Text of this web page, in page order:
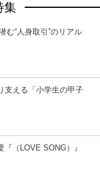
集
む“人身取引”のリアル
支える「小学生の甲子
（LOVE SONG）』